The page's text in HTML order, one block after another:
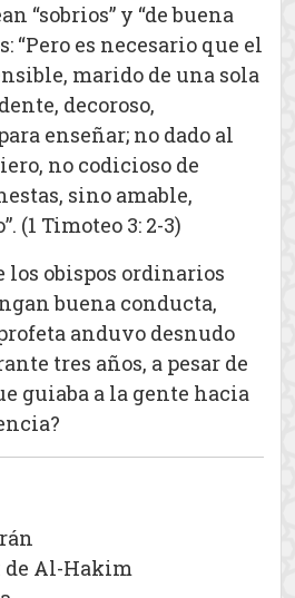
“sobrios” y “de buena
“Pero es necesario que el
marido de una sola
decoroso,
enseñar; no dado al
no codicioso de
sino amable,
(1 Timoteo 3: 2-3)
los obispos ordinarios
buena conducta,
anduvo desnudo
tres años, a pesar de
guiaba a la gente hacia
Al-Hakim